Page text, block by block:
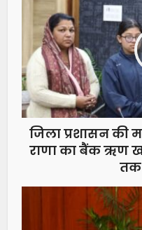
जिला प्रशासन की
राणा का बैंक ऋण
तक